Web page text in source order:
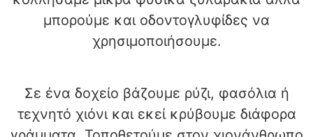
μπορούμε και οδοντογλυφίδες να
χρησιμοποιήσουμε.
Σε ένα δοχείο βάζουμε ρύζι, φασόλια ή
τεχνητό χιόνι και εκεί κρύβουμε διάφορα